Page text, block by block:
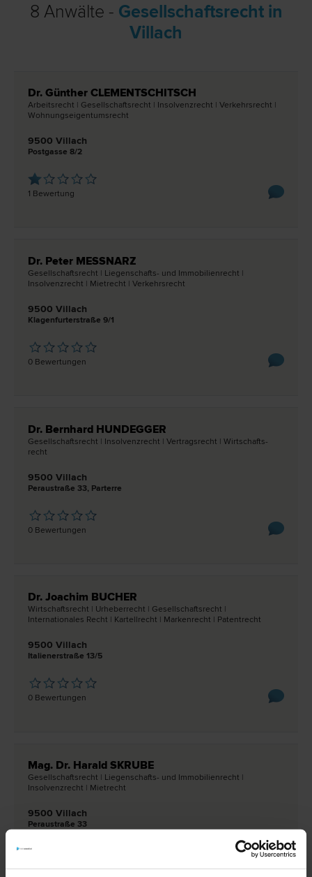
8 Anwälte - Gesellschaftsrecht in
Villach
Dr. Günther CLEMENTSCHITSCH
Arbeits­recht | Gesellschafts­recht | Insolvenz­recht | Verkehrs­recht |
Wohnungseigentums­recht
9500 Villach
Postgasse 8/2
1 Bewertung
Dr. Peter MESSNARZ
Gesellschafts­recht | Liegenschafts- und Immobilien­recht |
Insolvenz­recht | Miet­recht | Verkehrs­recht
9500 Villach
Klagenfurterstraße 9/1
0 Bewertungen
Dr. Bernhard HUNDEGGER
Gesellschafts­recht | Insolvenz­recht | Vertrags­recht | Wirtschafts­
recht
9500 Villach
Peraustraße 33, Parterre
0 Bewertungen
Dr. Joachim BUCHER
Wirtschafts­recht | Urheber­recht | Gesellschafts­recht |
Internationales Recht | Kartell­recht | Marken­recht | Patent­recht
9500 Villach
Italienerstraße 13/5
0 Bewertungen
Mag. Dr. Harald SKRUBE
Gesellschafts­recht | Liegenschafts- und Immobilien­recht |
Insolvenz­recht | Miet­recht
9500 Villach
Peraustraße 33
0 Bewertungen